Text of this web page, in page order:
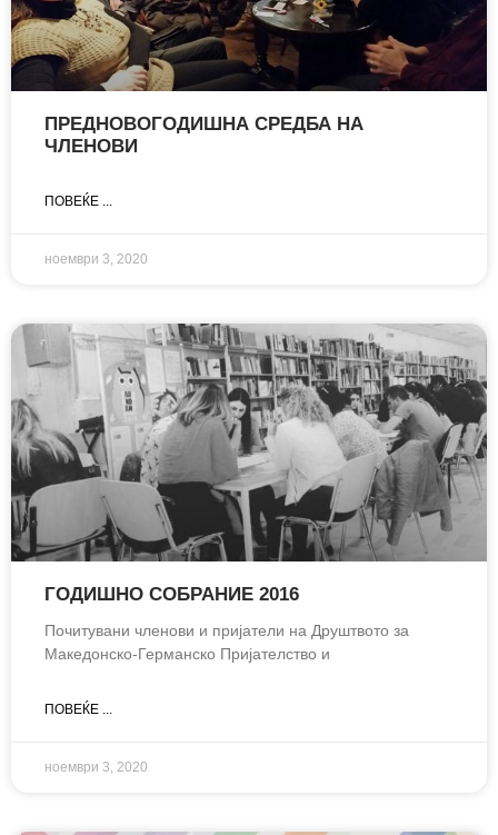
ПРЕДНОВОГОДИШНА СРЕДБА НА
ЧЛЕНОВИ
ПОВЕЌЕ ...
ноември 3, 2020
ГОДИШНО СОБРАНИЕ 2016
Почитувани членови и пријатели на Друштвото за
Македонско-Германско Пријателство и
ПОВЕЌЕ ...
ноември 3, 2020